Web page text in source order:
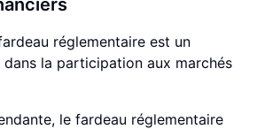
réglementaire est un
la participation aux marchés
le fardeau réglementaire